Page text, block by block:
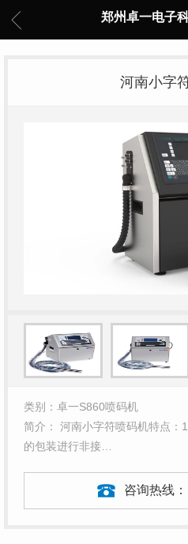
郑州卓一电子
河南小字
类别：卓一S860喷码机
简介： 河南小字符喷码机特点：
的包装进行非接…
咨询热线：